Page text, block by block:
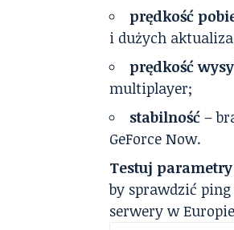
prędkość
i dużych
prędkość
multiplayer;
stabilność –
GeForce Now.
Testuj
by sprawdzić ping
serwery w